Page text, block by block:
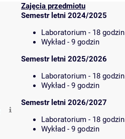
Zajęcia przedmiotu
Semestr letni 2024/2025
Laboratorium - 18 godzin
Wykład - 9 godzin
Semestr letni 2025/2026
Laboratorium - 18 godzin
Wykład - 9 godzin
Semestr letni 2026/2027
Laboratorium - 18 godzin
Wykład - 9 godzin